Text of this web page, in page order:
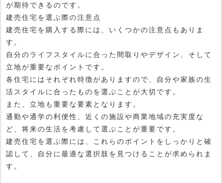
が期待できるのです。
建売住宅を選ぶ際の注意点
建売住宅を購入する際には、いくつかの注意点もありま
す。
自分のライフスタイルに合った間取りやデザイン、そして
立地が重要なポイントです。
各住宅にはそれぞれ特徴がありますので、自分や家族の生
活スタイルに合ったものを選ぶことが大切です。
また、立地も重要な要素となります。
通勤や通学の利便性、近くの施設や商業地域の充実度な
ど、将来の生活を考慮して選ぶことが重要です。
建売住宅を選ぶ際には、これらのポイントをしっかりと確
認して、自分に最適な選択肢を見つけることが求められま
す。